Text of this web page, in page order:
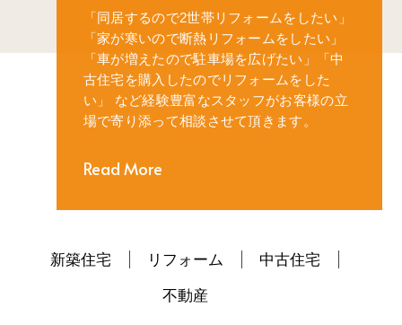
「同居するので2世帯リフォームをしたい」
「家が寒いので断熱リフォームをしたい」
「車が増えたので駐車場を広げたい」
「中
古住宅を購入したのでリフォームをした
い」
など経験豊富なスタッフがお客様の立
場で寄り添って相談させて頂きます。
Read More
新築住宅 リフォーム
中古住宅
不動産